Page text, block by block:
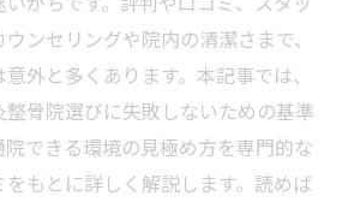
ンセリングや院内の清潔さまで、
外と多くあります。本記事では、
骨院選びに失敗しないための基準
できる環境の見極め方を専門的な
もとに詳しく解説します。読めば